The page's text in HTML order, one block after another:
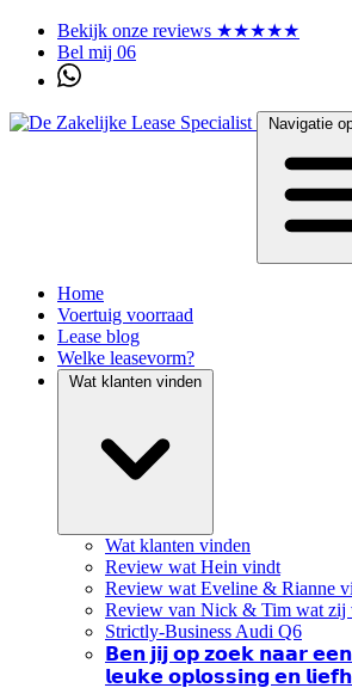
Bekijk onze reviews ★★★★★
Bel mij 06
Navigatie
Home
Voertuig voorraad
Lease blog
Welke leasevorm?
Wat klanten vinden
Wat klanten vinden
Review wat Hein vindt
Review wat Eveline & Rianne
Review van Nick & Tim wat zij
Strictly-Business Audi Q6
𝗕𝗲𝗻 𝗷𝗶𝗷 𝗼𝗽 𝘇𝗼𝗲𝗸 𝗻𝗮𝗮𝗿 𝗲𝗲𝗻
𝗹𝗲𝘂𝗸𝗲 𝗼𝗽𝗹𝗼𝘀𝘀𝗶𝗻𝗴 𝗲𝗻